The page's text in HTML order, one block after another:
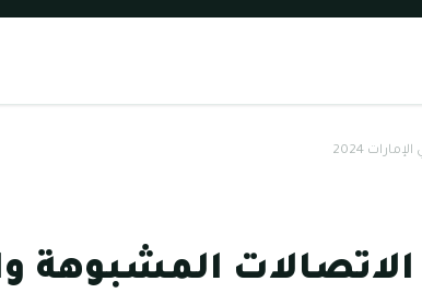
2024
الاتصالات المشبوهة